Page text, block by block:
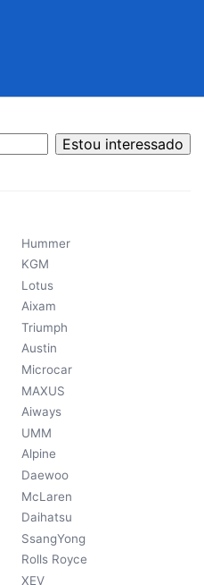
Estou interessado
Hummer
KGM
Lotus
Aixam
Triumph
Austin
Microcar
MAXUS
Aiways
UMM
Alpine
Daewoo
McLaren
Daihatsu
SsangYong
Rolls Royce
XEV